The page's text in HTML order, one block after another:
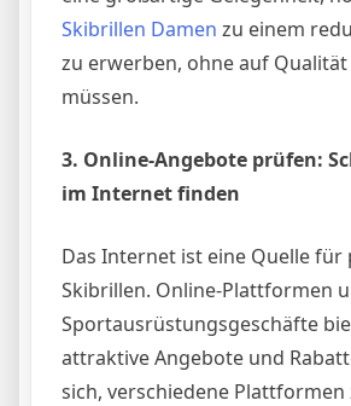
Skibrillen Damen zu einem
zu erwerben, ohne auf
müssen.
3. Online-Angebote prüfen:
im Internet finden
Das Internet ist eine Quelle
Skibrillen. Online-Plattformen
Sportausrüstungsgeschäfte
attraktive Angebote und
sich, verschiedene Plattformen